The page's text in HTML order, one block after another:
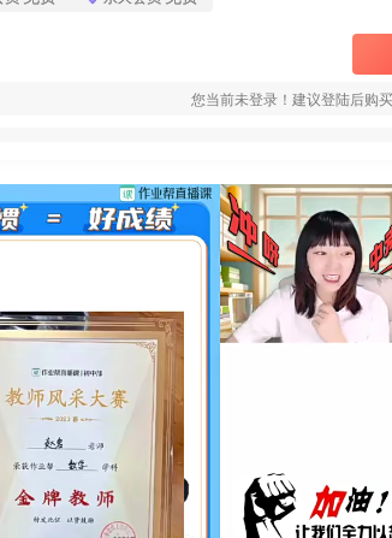
您当前未登录！建议登陆后购